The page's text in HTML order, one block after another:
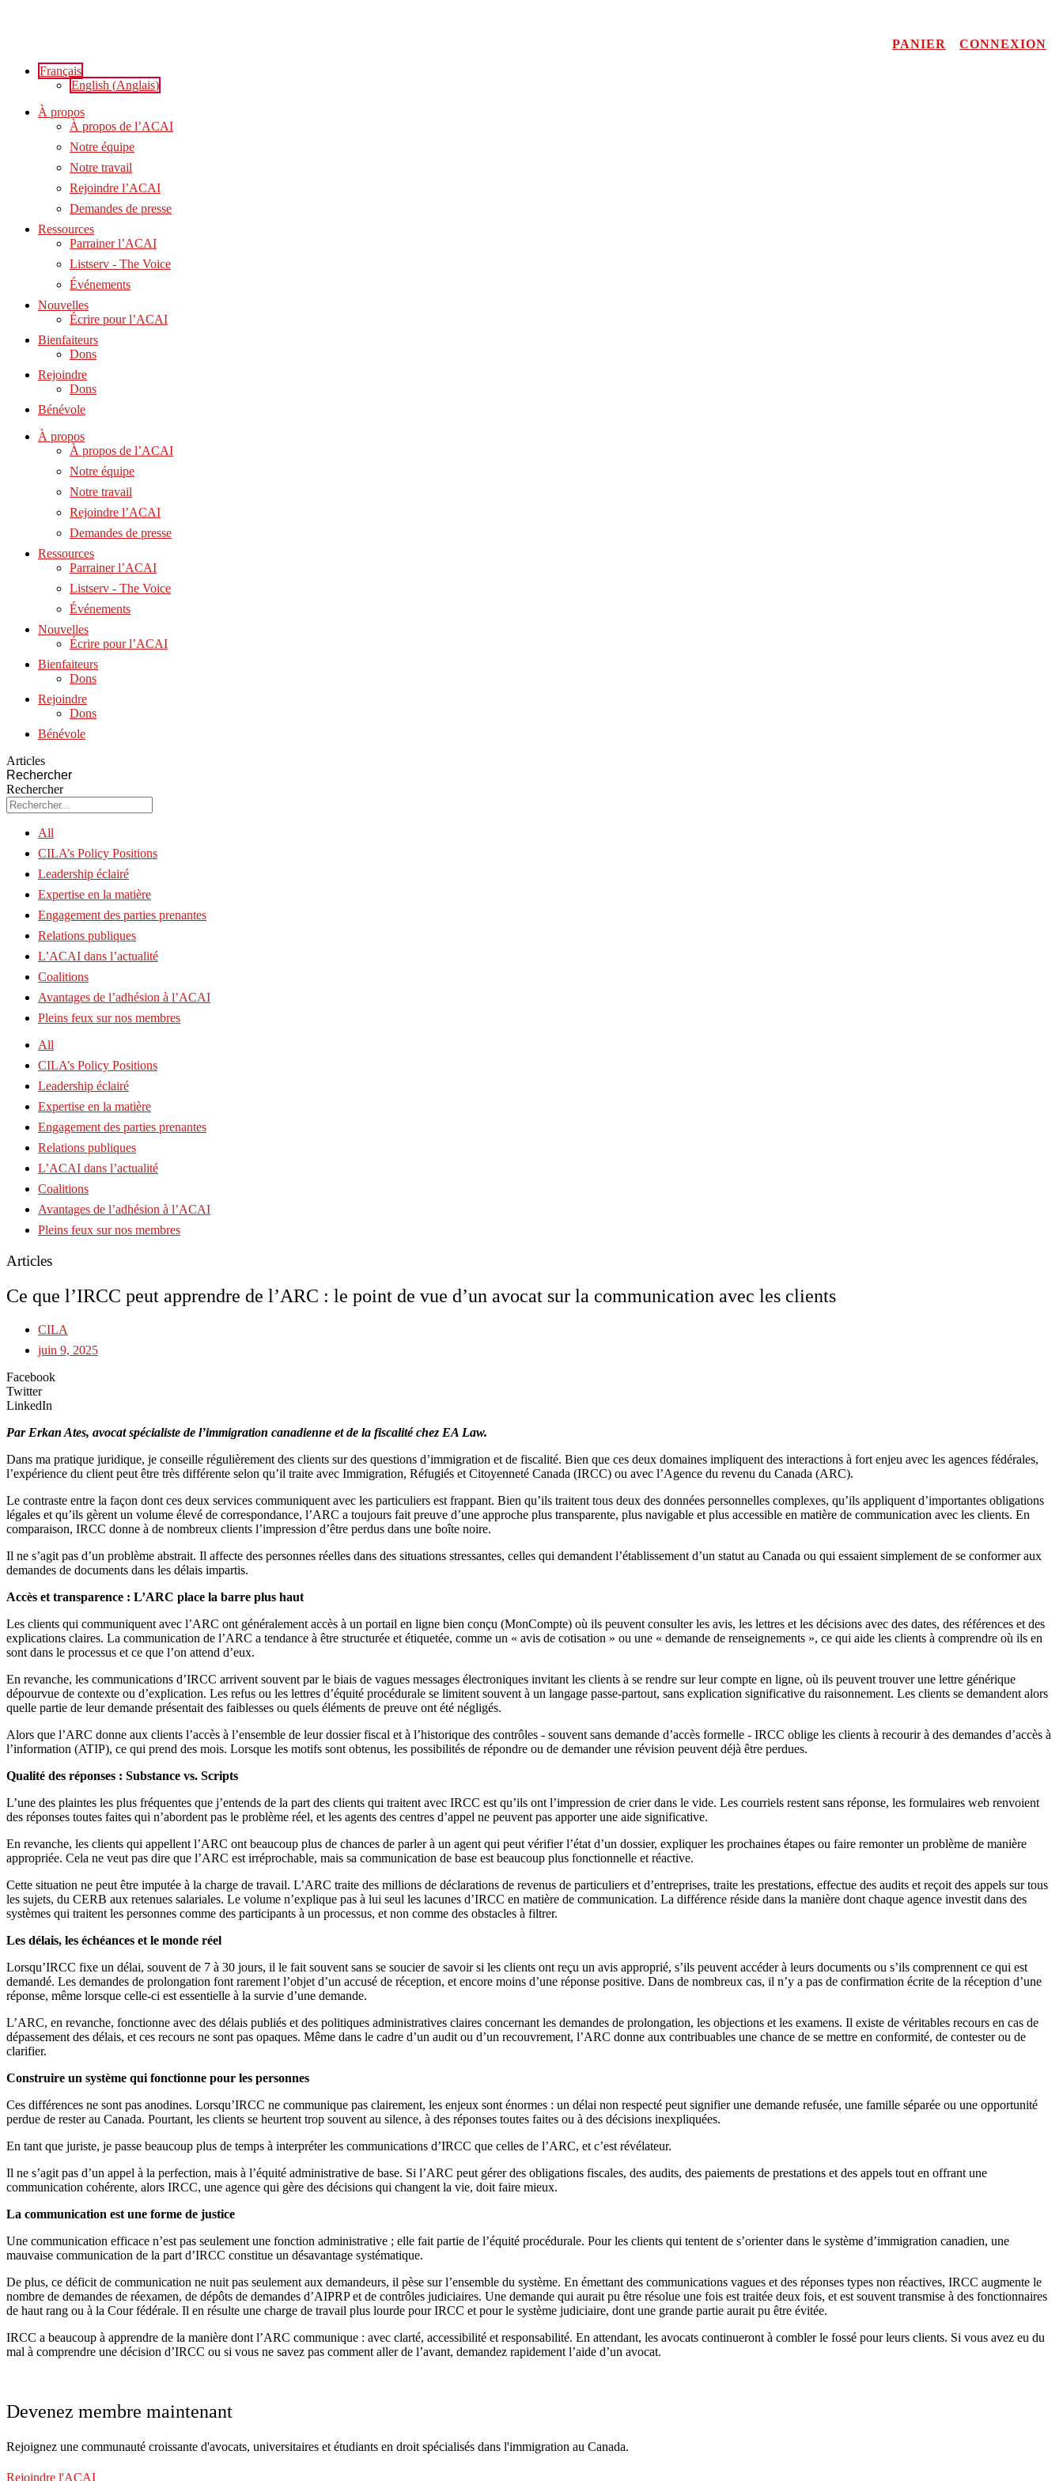
PANIER
CONNEXION
Français
English (Anglais)
À propos
À propos de l’ACAI
Notre équipe
Notre travail
Rejoindre l’ACAI
Demandes de presse
Ressources
Parrainer l’ACAI
Listserv - The Voice
Événements
Nouvelles
Écrire pour l’ACAI
Bienfaiteurs
Dons
Rejoindre
Dons
Bénévole
À propos
À propos de l’ACAI
Notre équipe
Notre travail
Rejoindre l’ACAI
Demandes de presse
Ressources
Parrainer l’ACAI
Listserv - The Voice
Événements
Nouvelles
Écrire pour l’ACAI
Bienfaiteurs
Dons
Rejoindre
Dons
Bénévole
Articles
Rechercher
Rechercher
All
CILA’s Policy Positions
Leadership éclairé
Expertise en la matière
Engagement des parties prenantes
Relations publiques
L’ACAI dans l’actualité
Coalitions
Avantages de l’adhésion à l’ACAI
Pleins feux sur nos membres
All
CILA’s Policy Positions
Leadership éclairé
Expertise en la matière
Engagement des parties prenantes
Relations publiques
L’ACAI dans l’actualité
Coalitions
Avantages de l’adhésion à l’ACAI
Pleins feux sur nos membres
Articles
Ce que l’IRCC peut apprendre de l’ARC : le point de vue d’un avocat sur la communication avec les clients
CILA
juin 9, 2025
Facebook
Twitter
LinkedIn
Par Erkan Ates, avocat spécialiste de l’immigration canadienne et de la fiscalité chez EA Law.
Dans ma pratique juridique, je conseille régulièrement des clients sur des questions d’immigration et de fiscalité. Bien que ces deux domaines impliquent des interactions à fort enjeu avec les agences fédérales,
l’expérience du client peut être très différente selon qu’il traite avec Immigration, Réfugiés et Citoyenneté Canada (IRCC) ou avec l’Agence du revenu du Canada (ARC).
Le contraste entre la façon dont ces deux services communiquent avec les particuliers est frappant. Bien qu’ils traitent tous deux des données personnelles complexes, qu’ils appliquent d’importantes obligations
légales et qu’ils gèrent un volume élevé de correspondance, l’ARC a toujours fait preuve d’une approche plus transparente, plus navigable et plus accessible en matière de communication avec les clients. En
comparaison, IRCC donne à de nombreux clients l’impression d’être perdus dans une boîte noire.
Il ne s’agit pas d’un problème abstrait. Il affecte des personnes réelles dans des situations stressantes, celles qui demandent l’établissement d’un statut au Canada ou qui essaient simplement de se conformer aux
demandes de documents dans les délais impartis.
Accès et transparence : L’ARC place la barre plus haut
Les clients qui communiquent avec l’ARC ont généralement accès à un portail en ligne bien conçu (MonCompte) où ils peuvent consulter les avis, les lettres et les décisions avec des dates, des références et des
explications claires. La communication de l’ARC a tendance à être structurée et étiquetée, comme un « avis de cotisation » ou une « demande de renseignements », ce qui aide les clients à comprendre où ils en
sont dans le processus et ce que l’on attend d’eux.
En revanche, les communications d’IRCC arrivent souvent par le biais de vagues messages électroniques invitant les clients à se rendre sur leur compte en ligne, où ils peuvent trouver une lettre générique
dépourvue de contexte ou d’explication. Les refus ou les lettres d’équité procédurale se limitent souvent à un langage passe-partout, sans explication significative du raisonnement. Les clients se demandent alors
quelle partie de leur demande présentait des faiblesses ou quels éléments de preuve ont été négligés.
Alors que l’ARC donne aux clients l’accès à l’ensemble de leur dossier fiscal et à l’historique des contrôles - souvent sans demande d’accès formelle - IRCC oblige les clients à recourir à des demandes d’accès à
l’information (ATIP), ce qui prend des mois. Lorsque les motifs sont obtenus, les possibilités de répondre ou de demander une révision peuvent déjà être perdues.
Qualité des réponses : Substance vs. Scripts
L’une des plaintes les plus fréquentes que j’entends de la part des clients qui traitent avec IRCC est qu’ils ont l’impression de crier dans le vide. Les courriels restent sans réponse, les formulaires web renvoient
des réponses toutes faites qui n’abordent pas le problème réel, et les agents des centres d’appel ne peuvent pas apporter une aide significative.
En revanche, les clients qui appellent l’ARC ont beaucoup plus de chances de parler à un agent qui peut vérifier l’état d’un dossier, expliquer les prochaines étapes ou faire remonter un problème de manière
appropriée. Cela ne veut pas dire que l’ARC est irréprochable, mais sa communication de base est beaucoup plus fonctionnelle et réactive.
Cette situation ne peut être imputée à la charge de travail. L’ARC traite des millions de déclarations de revenus de particuliers et d’entreprises, traite les prestations, effectue des audits et reçoit des appels sur tous
les sujets, du CERB aux retenues salariales. Le volume n’explique pas à lui seul les lacunes d’IRCC en matière de communication. La différence réside dans la manière dont chaque agence investit dans des
systèmes qui traitent les personnes comme des participants à un processus, et non comme des obstacles à filtrer.
Les délais, les échéances et le monde réel
Lorsqu’IRCC fixe un délai, souvent de 7 à 30 jours, il le fait souvent sans se soucier de savoir si les clients ont reçu un avis approprié, s’ils peuvent accéder à leurs documents ou s’ils comprennent ce qui est
demandé. Les demandes de prolongation font rarement l’objet d’un accusé de réception, et encore moins d’une réponse positive. Dans de nombreux cas, il n’y a pas de confirmation écrite de la réception d’une
réponse, même lorsque celle-ci est essentielle à la survie d’une demande.
L’ARC, en revanche, fonctionne avec des délais publiés et des politiques administratives claires concernant les demandes de prolongation, les objections et les examens. Il existe de véritables recours en cas de
dépassement des délais, et ces recours ne sont pas opaques. Même dans le cadre d’un audit ou d’un recouvrement, l’ARC donne aux contribuables une chance de se mettre en conformité, de contester ou de
clarifier.
Construire un système qui fonctionne pour les personnes
Ces différences ne sont pas anodines. Lorsqu’IRCC ne communique pas clairement, les enjeux sont énormes : un délai non respecté peut signifier une demande refusée, une famille séparée ou une opportunité
perdue de rester au Canada. Pourtant, les clients se heurtent trop souvent au silence, à des réponses toutes faites ou à des décisions inexpliquées.
En tant que juriste, je passe beaucoup plus de temps à interpréter les communications d’IRCC que celles de l’ARC, et c’est révélateur.
Il ne s’agit pas d’un appel à la perfection, mais à l’équité administrative de base. Si l’ARC peut gérer des obligations fiscales, des audits, des paiements de prestations et des appels tout en offrant une
communication cohérente, alors IRCC, une agence qui gère des décisions qui changent la vie, doit faire mieux.
La communication est une forme de justice
Une communication efficace n’est pas seulement une fonction administrative ; elle fait partie de l’équité procédurale. Pour les clients qui tentent de s’orienter dans le système d’immigration canadien, une
mauvaise communication de la part d’IRCC constitue un désavantage systématique.
De plus, ce déficit de communication ne nuit pas seulement aux demandeurs, il pèse sur l’ensemble du système. En émettant des communications vagues et des réponses types non réactives, IRCC augmente le
nombre de demandes de réexamen, de dépôts de demandes d’AIPRP et de contrôles judiciaires. Une demande qui aurait pu être résolue une fois est traitée deux fois, et est souvent transmise à des fonctionnaires
de haut rang ou à la Cour fédérale. Il en résulte une charge de travail plus lourde pour IRCC et pour le système judiciaire, dont une grande partie aurait pu être évitée.
IRCC a beaucoup à apprendre de la manière dont l’ARC communique : avec clarté, accessibilité et responsabilité. En attendant, les avocats continueront à combler le fossé pour leurs clients. Si vous avez eu du
mal à comprendre une décision d’IRCC ou si vous ne savez pas comment aller de l’avant, demandez rapidement l’aide d’un avocat.
Devenez membre maintenant
Rejoignez une communauté croissante d'avocats, universitaires et étudiants en droit spécialisés dans l'immigration au Canada.
Rejoindre l'ACAI